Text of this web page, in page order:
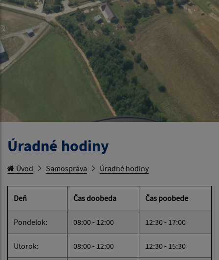
Úradné hodiny
Úvod Samospráva Úradné hodiny
Deň Čas doobeda Čas poobede
Pondelok: 08:00 - 12:00 12:30 - 17:00
Utorok: 08:00 - 12:00 12:30 - 15:30